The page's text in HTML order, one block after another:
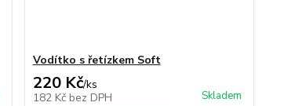
Vodítko s řetízkem Soft
220 Kč/ks
182 Kč bez DPH Skladem